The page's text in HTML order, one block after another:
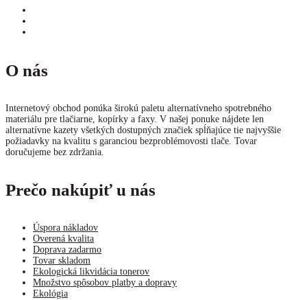
O nás
Internetový obchod ponúka širokú paletu alternatívneho spotrebného
materiálu pre tlačiarne, kopírky a faxy. V našej ponuke nájdete len
alternatívne kazety všetkých dostupných značiek spĺňajúce tie najvyššie
požiadavky na kvalitu s garanciou bezproblémovosti tlače. Tovar
doručujeme bez zdržania.
Prečo nakúpiť u nás
Úspora nákladov
Overená kvalita
Doprava zadarmo
Tovar skladom
Ekologická likvidácia tonerov
Množstvo spôsobov platby a dopravy
Ekológia